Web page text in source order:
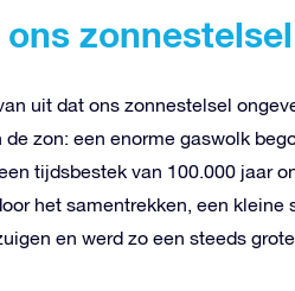
zonnestelsel
uit dat ons zonnestelsel
zon: een enorme gaswolk
tijdsbestek van 100.000 jaar
het samentrekken, een kleine
en werd zo een steeds